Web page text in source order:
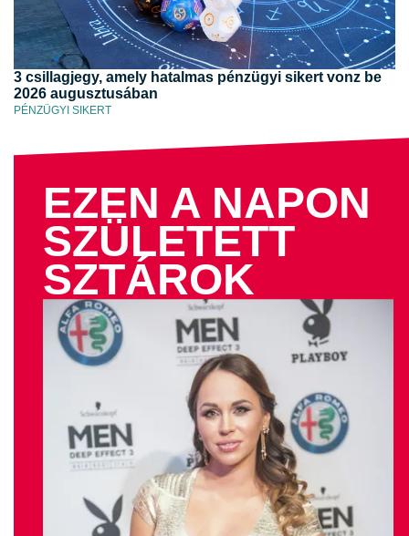
3 csillagjegy, amely hatalmas pénzügyi sikert vonz be
2026 augusztusában
PÉNZÜGYI SIKERT
EZEN A NAPON
SZÜLETETT
SZTÁROK